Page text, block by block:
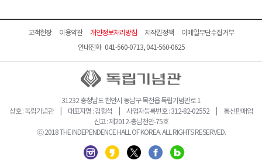
고객헌장 이용약관 개인정보처리방침 저작권정책
이메일무단수집거부
안내전화 041-560-0713, 041-560-0625
31232 충청남도 천안시 동남구 목천읍 독립기념관로 1
상호 : 독립기념관 | 대표자명 : 김형석 | 사업자등록번호 : 312-82-02552 | 통신판매업
신고 : 제2012-충남천안-75호
ⓒ 2018 THE INDEPENDENCE HALL OF KOREA. ALL RIGHTS RESERVED.